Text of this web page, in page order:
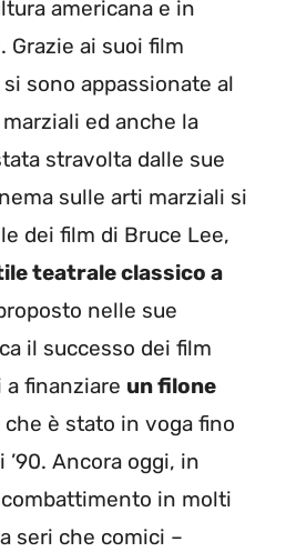
americana e in
Grazie ai suoi film
sono appassionate al
ed anche la
stravolta dalle sue
sulle arti marziali si
dei film di Bruce Lee,
teatrale classico a
nelle sue
il successo dei film
finanziare un filone
che è stato in voga fino
Ancora oggi, in
in molti
seri che comici –